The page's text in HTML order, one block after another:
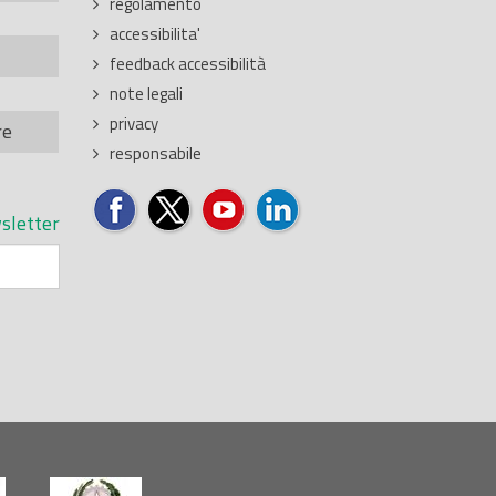
accessibilita'
feedback accessibilità
note legali
privacy
responsabile